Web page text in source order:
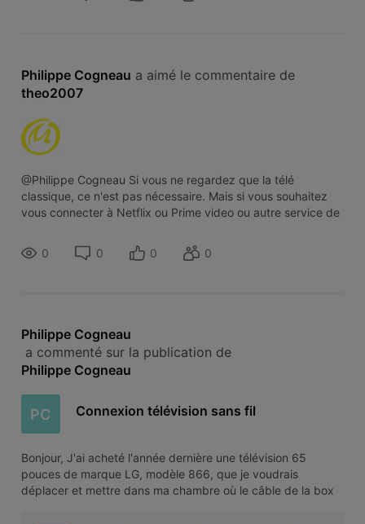
Philippe Cogneau a aimé le commentaire de
theo2007
@Philippe Cogneau Si vous ne regardez que la télé
classique, ce n'est pas nécessaire. Mais si vous souhaitez
vous connecter à Netflix ou Prime video ou autre service de
intéressante.
0 0 0 0
Philippe Cogneau
a commenté sur la publication de
Philippe Cogneau
PC Connexion télévision sans fil
Bonjour, J'ai acheté l'année dernière une télévision 65
pouces de marque LG, modèle 866, que je voudrais
déplacer et mettre dans ma chambre où le câble de la box